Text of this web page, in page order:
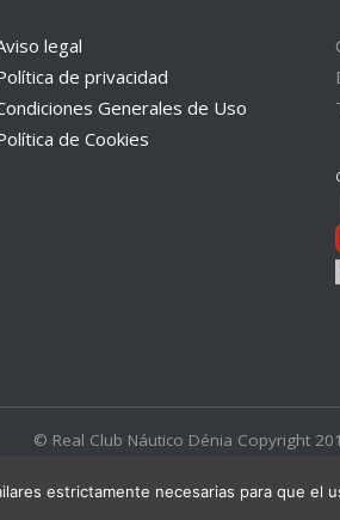
legal
de privacidad
Generales de Uso
de Cookies
© Real Club Náutico Dénia Copyright
estrictamente necesarias para que el